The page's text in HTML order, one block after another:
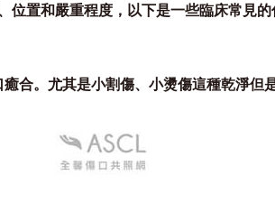
置和嚴重程度，以下是一些臨床常見的
合。尤其是小割傷、小燙傷這種乾淨但